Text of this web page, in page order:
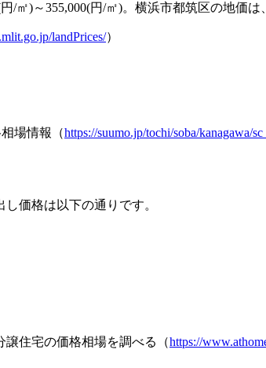
/㎡)～355,000(円/㎡)。横浜市都筑区の地価
landPrices/）
場情報（https://suumo.jp/tochi/soba/kanagawa/
価格は以下の通りです。
住宅の価格相場を調べる（https://